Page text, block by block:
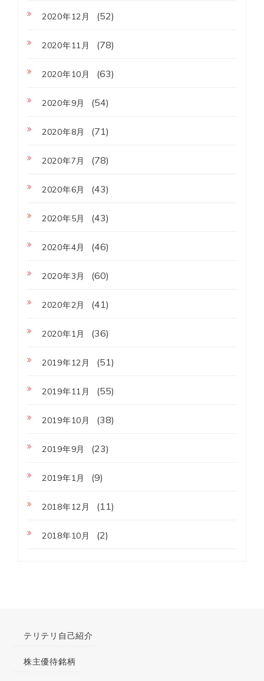
2020年12月 (52)
2020年11月 (78)
2020年10月 (63)
2020年9月 (54)
2020年8月 (71)
2020年7月 (78)
2020年6月 (43)
2020年5月 (43)
2020年4月 (46)
2020年3月 (60)
2020年2月 (41)
2020年1月 (36)
2019年12月 (51)
2019年11月 (55)
2019年10月 (38)
2019年9月 (23)
2019年1月 (9)
2018年12月 (11)
2018年10月 (2)
テリテリ自己紹介
株主優待銘柄